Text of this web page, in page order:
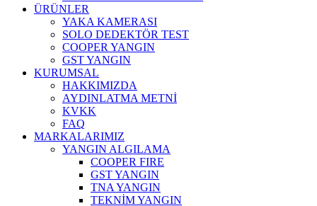
ÜRÜNLER
YAKA KAMERASI
SOLO DEDEKTÖR TEST
COOPER YANGIN
GST YANGIN
KURUMSAL
HAKKIMIZDA
AYDINLATMA METNİ
KVKK
FAQ
MARKALARIMIZ
YANGIN ALGILAMA
COOPER FIRE
GST YANGIN
TNA YANGIN
TEKNİM YANGIN